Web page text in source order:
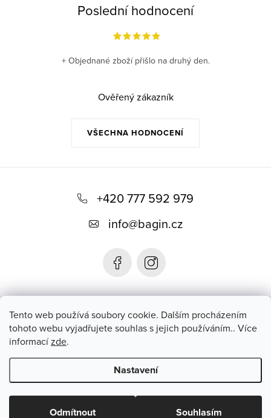
Tento web používá soubory cookie. Dalším procházením
tohoto webu vyjadřujete souhlas s jejich používáním.. Více
informacízde.
Nastavení
Odmítnout Souhlasím
Poslední hodnocení
VŠECHNA HODNOCENÍ
+ Objednané zboží přišlo na druhý den.
Ověřený zákazník
+420 777 592 979
info@bagin.cz
Bagin.cz
Instagram
Copyright 2026Bagin.cz. Všechna práva vyhrazena.Upravit
nastavení cookies